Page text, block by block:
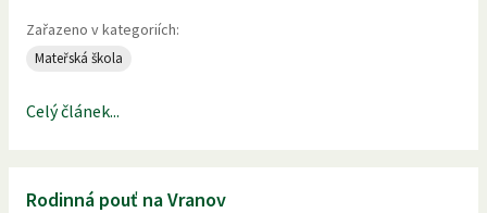
Zařazeno v kategoriích:
Mateřská škola
Celý článek...
Rodinná pouť na Vranov